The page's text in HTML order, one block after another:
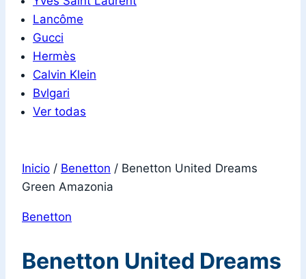
Lancôme
Gucci
Hermès
Calvin Klein
Bvlgari
Ver todas
Inicio / Benetton / Benetton United Dreams
Green Amazonia
Benetton
Benetton United Dreams